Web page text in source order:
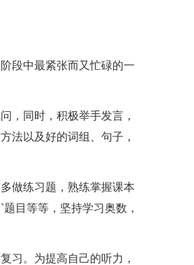
段中最紧张而又忙碌的一
同时，积极举手发言，
法以及好的词组、句子，
做练习题，熟练掌握课本
目等等，坚持学习奥数，
。为提高自己的听力，